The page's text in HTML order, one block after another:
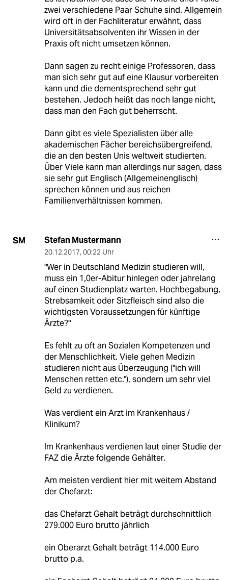
zwei verschiedene Paar Schuhe sind. Allgemein
wird oft in der Fachliteratur erwähnt, dass
Universitätsabsolventen ihr Wissen in der
Praxis oft nicht umsetzen können.
Dann sagen zu recht einige Professoren, dass
man sich sehr gut auf eine Klausur vorbereiten
kann und die dementsprechend sehr gut
bestehen. Jedoch heißt das noch lange nicht,
dass man den Fach gut beherrscht.
Dann gibt es viele Spezialisten über alle
akademischen Fächer bereichsübergreifend,
die an den besten Unis weltweit studierten.
Über Viele kann man allerdings nur sagen, dass
sie sehr gut Englisch (Allgemeinenglisch)
sprechen können und aus reichen
Familienverhältnissen kommen.
SM Stefan Mustermann
20.12.2017, 00:22 Uhr
"Wer in Deutschland Medizin studieren will,
muss ein 1,0er-Abitur hinlegen oder jahrelang
auf einen Studienplatz warten. Hochbegabung,
Strebsamkeit oder Sitzfleisch sind also die
wichtigsten Voraussetzungen für künftige
Ärzte?"
Es fehlt zu oft an Sozialen Kompetenzen und
der Menschlichkeit. Viele gehen Medizin
studieren nicht aus Überzeugung ("ich will
Menschen retten etc."), sondern um sehr viel
Geld zu verdienen.
Was verdient ein Arzt im Krankenhaus /
Klinikum?
Im Krankenhaus verdienen laut einer Studie der
FAZ die Ärzte folgende Gehälter.
Am meisten verdient hier mit weitem Abstand
der Chefarzt:
das Chefarzt Gehalt beträgt durchschnittlich
279.000 Euro brutto jährlich
ein Oberarzt Gehalt beträgt 114.000 Euro
brutto p.a.